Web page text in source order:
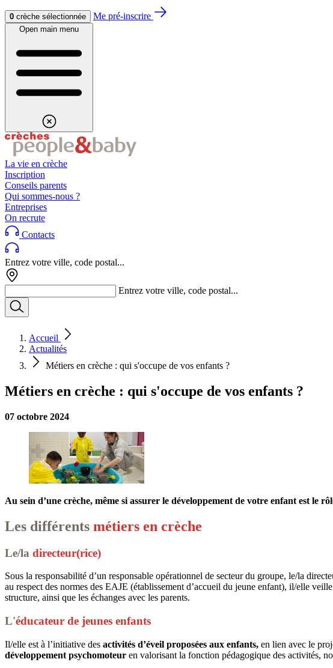
Aller au contenuAller au footer
0 crèche sélectionnée Me pré-inscrire
Open main menu
La vie en crèche
Inscription
Conseils parents
Qui sommes-nous ?
Entreprises
On recrute
Contacts
Entrez votre ville, code postal...
Entrez votre ville, code postal...
Accueil
Actualités
Métiers en crèche : qui s'occupe de vos enfants ?
Métiers en crèche : qui s'occupe de vos enfants ?
07 octobre 2024
Au sein d’une crèche, même si assurer le développement de votre enfant est le
Les différents métiers en crèche
Le/la directeur(rice)
​​​Sous la responsabilité d’un responsable opérationnel de secteur du groupe, le/la
au respect des normes des EAJE (établissement d’accueil du jeune enfant), il/elle
structure, ainsi que les échanges avec les parents.
L'éducateur de jeunes enfants
Il/elle est à l’initiative des activités d’éveil proposées aux enfants, en lien avec le
développement psychomoteur en valorisant la fonction pédagogique des activités,